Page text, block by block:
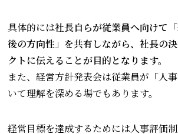
具体的には社長自らが従業員へ向けて
後の方向性」を共有しながら、社長の
クトに伝えることが目的となります。
また、経営方針発表会は従業員が「人
いて理解を深める場でもあります。
経営目標を達成するためには人事評価